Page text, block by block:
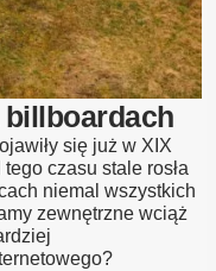
się już w XIX
czasu stale rosła
niemal wszystkich
zewnętrzne wciąż